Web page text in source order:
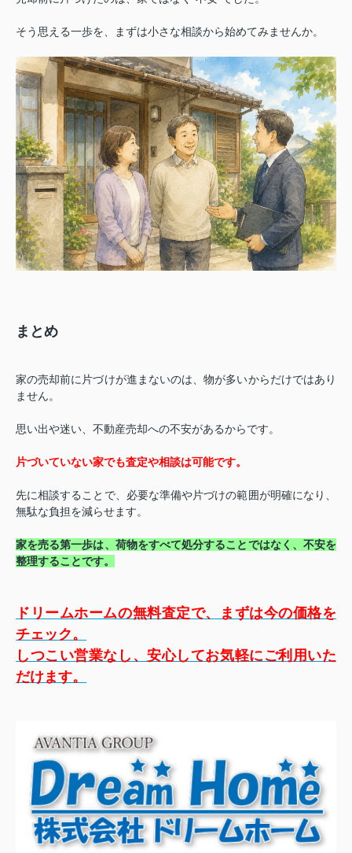
そう思える一歩を、まずは小さな相談から始めてみませんか。
まとめ
家の売却前に片づけが進まないのは、物が多いからだけではあり
ません。
思い出や迷い、不動産売却への不安があるからです。
片づいていない家でも査定や相談は可能です。
先に相談することで、必要な準備や片づけの範囲が明確になり、
無駄な負担を減らせます。
家を売る第一歩は、荷物をすべて処分することではなく、不安を
整理することです。
ドリームホームの無料査定で、まずは今の価格を
チェック。
しつこい営業なし、安心してお気軽にご利用いた
だけます。